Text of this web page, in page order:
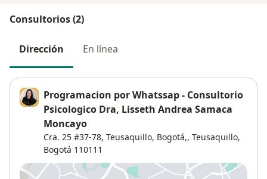
Consultorios (2)
Dirección En línea
Programacion por Whatssap - Consultorio
Psicologico Dra, Lisseth Andrea Samaca
Moncayo
Cra. 25 #37-78, Teusaquillo, Bogotá,, Teusaquillo,
Bogotá 110111